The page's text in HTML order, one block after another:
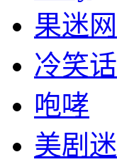
果迷网
冷笑话
咆哮
美剧迷